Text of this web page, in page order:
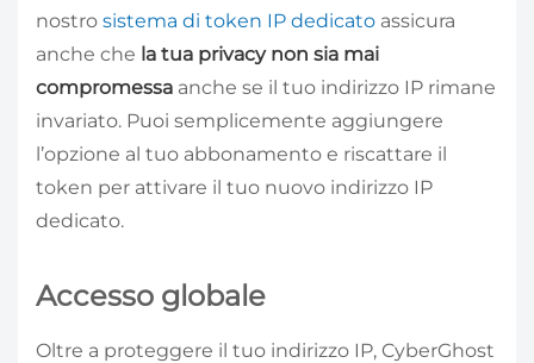
nostro sistema di token IP dedicato assicura
anche che la tua privacy non sia mai
compromessa anche se il tuo indirizzo IP rimane
invariato. Puoi semplicemente aggiungere
l’opzione al tuo abbonamento e riscattare il
token per attivare il tuo nuovo indirizzo IP
dedicato.
Accesso globale
Oltre a proteggere il tuo indirizzo IP, CyberGhost